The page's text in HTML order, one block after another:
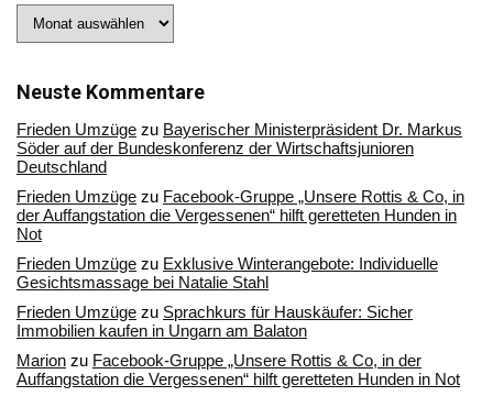
Sie
Archiv
Neuste Kommentare
Frieden Umzüge zu Bayerischer Ministerpräsident Dr. Markus
Söder auf der Bundeskonferenz der Wirtschaftsjunioren
Deutschland
Frieden Umzüge zu Facebook-Gruppe „Unsere Rottis & Co, in
der Auffangstation die Vergessenen“ hilft geretteten Hunden in
Not
Frieden Umzüge zu Exklusive Winterangebote: Individuelle
Gesichtsmassage bei Natalie Stahl
Frieden Umzüge zu Sprachkurs für Hauskäufer: Sicher
Immobilien kaufen in Ungarn am Balaton
Marion zu Facebook-Gruppe „Unsere Rottis & Co, in der
Auffangstation die Vergessenen“ hilft geretteten Hunden in Not